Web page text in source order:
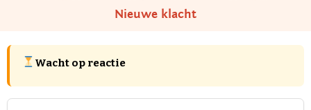
Nieuwe klacht
Wacht op reactie